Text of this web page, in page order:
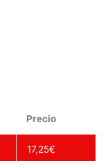
Precio
17,25€